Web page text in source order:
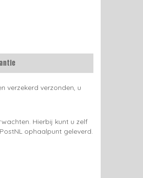
verzekerd verzonden, u
Hierbij kunt u zelf
ophaalpunt geleverd.